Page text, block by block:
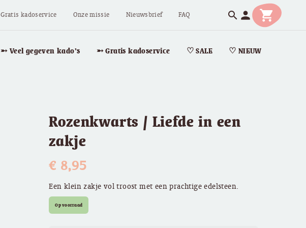
Gratis kadoservice Onze missie Nieuwsbrief FAQ search person shopping_cart
➵ Veel gegeven kado’s ➵ Gratis kadoservice ♡ SALE ♡ NIEUW
Rozenkwarts / Liefde in een
zakje
€ 8,95
Een klein zakje vol troost met een prachtige edelsteen.
Op voorraad